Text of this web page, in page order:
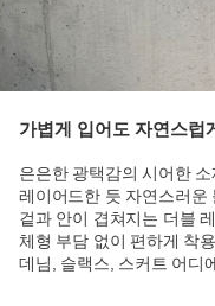
가볍게 입어도 자연스럽
은은한 광택감의 시어한
레이어드한 듯 자연스러운
겉과 안이 겹쳐지는 더블
체형 부담 없이 편하게 착
데님, 슬랙스, 스커트 어디